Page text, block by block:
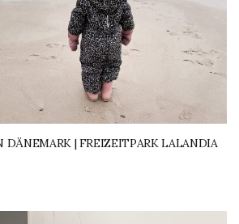
| FREIZEITPARK LALANDIA